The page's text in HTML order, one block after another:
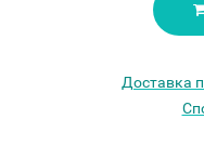
Доставка